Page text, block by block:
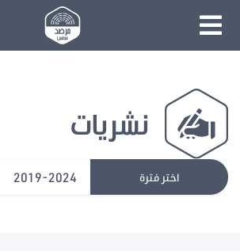
نشريات
اختر فترة 2019-2024